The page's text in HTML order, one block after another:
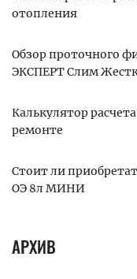
отопления
Обзор проточного
ЭКСПЕРТ Слим
Калькулятор
ремонте
Стоит ли
ОЭ 8л МИНИ
АРХИВ